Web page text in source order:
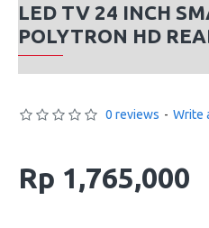
LED TV 24 INCH
POLYTRON HD
0 reviews - Write
Rp 1,765,000